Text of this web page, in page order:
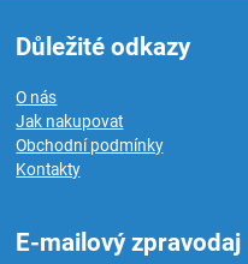
Důležité odkazy
O nás
Jak nakupovat
Obchodní podmínky
Kontakty
E-mailový zpravodaj